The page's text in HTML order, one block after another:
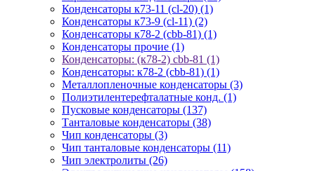
Конденсаторы к73-11 (cl-20) (1)
Конденсаторы к73-9 (cl-11) (2)
Конденсаторы к78-2 (cbb-81) (1)
Конденсаторы прочие (1)
Конденсаторы: (к78-2) cbb-81 (1)
Конденсаторы: к78-2 (cbb-81) (1)
Металлопленочные конденсаторы (3)
Полиэтилентерефталатные конд. (1)
Пусковые конденсаторы (137)
Танталовые конденсаторы (38)
Чип конденсаторы (3)
Чип танталовые конденсаторы (11)
Чип электролиты (26)